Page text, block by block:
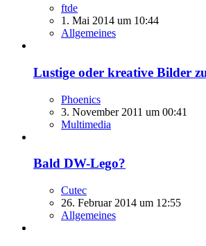
ftde
1. Mai 2014 um 10:44
Allgemeines
Lustige oder kreative Bilder
Phoenics
3. November 2011 um 00:41
Multimedia
Bald DW-Lego?
Cutec
26. Februar 2014 um 12:55
Allgemeines